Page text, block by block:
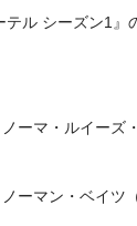
ル シーズン1』
ーマ・ルイーズ
ーマン・ベイツ